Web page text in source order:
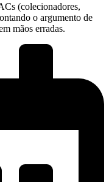
(colecionadores,
o argumento de
mãos erradas.